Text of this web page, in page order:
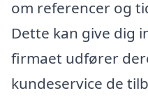
om referencer og
Dette kan give dig
firmaet udfører
kundeservice de